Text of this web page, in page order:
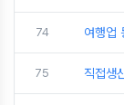
74 여행업
75 직접생